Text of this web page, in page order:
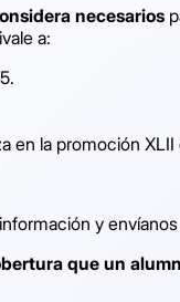
necesarios
a:
la promoción
y
que un